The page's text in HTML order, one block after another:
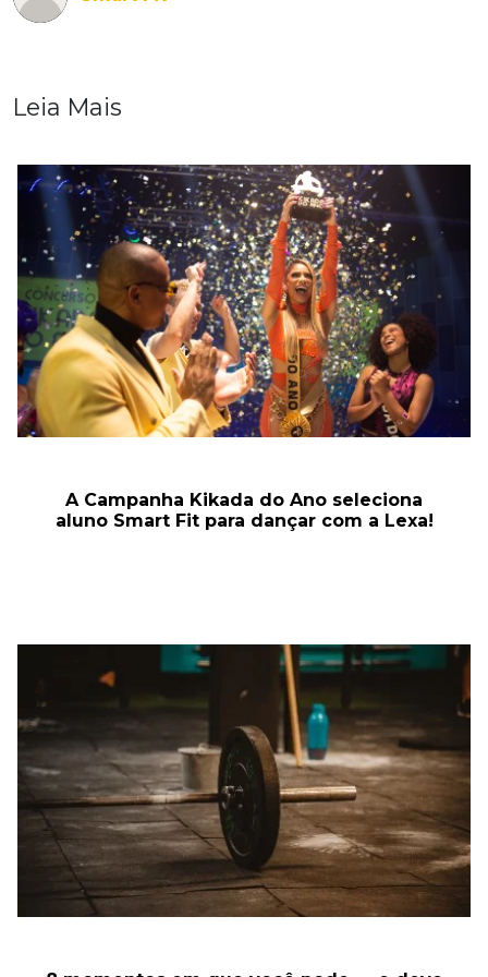
Leia Mais
A Campanha Kikada do Ano seleciona
aluno Smart Fit para dançar com a Lexa!